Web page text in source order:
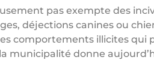
pas exempte des
déjections canines ou
comportements illicites
municipalité donne